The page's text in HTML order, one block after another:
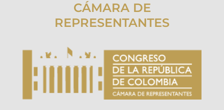
CÁMARA DE
REPRESENTANTES